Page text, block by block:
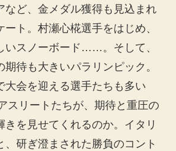
など、金メダル獲得も見込まれ
ート。村瀬心椛選手をはじめ、
いスノーボード……。そして、
期待も大きいパラリンピック。
大会を迎える選手たちも多い
スリートたちが、期待と重圧の
きを見せてくれるのか。イタリ
、研ぎ澄まされた勝負のコント